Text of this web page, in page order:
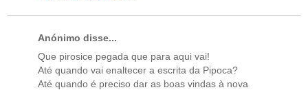
Anónimo disse...
Que pirosice pegada que para aqui vai!
Até quando vai enaltecer a escrita da Pipoca?
Até quando é preciso dar as boas vindas à nova